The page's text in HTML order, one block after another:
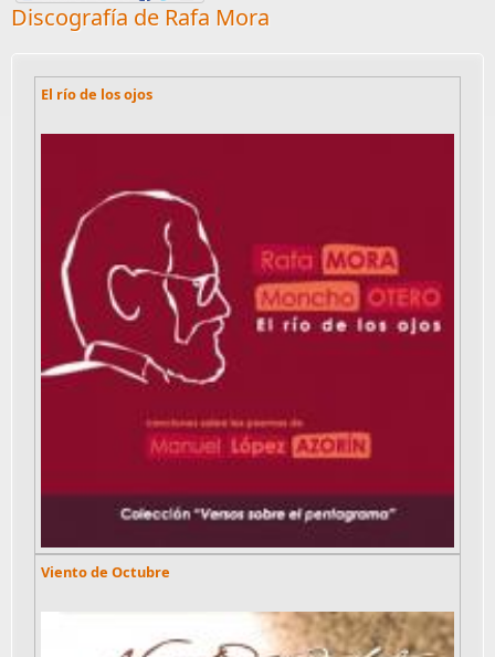
Discografía de Rafa Mora
El río de los ojos
Viento de Octubre